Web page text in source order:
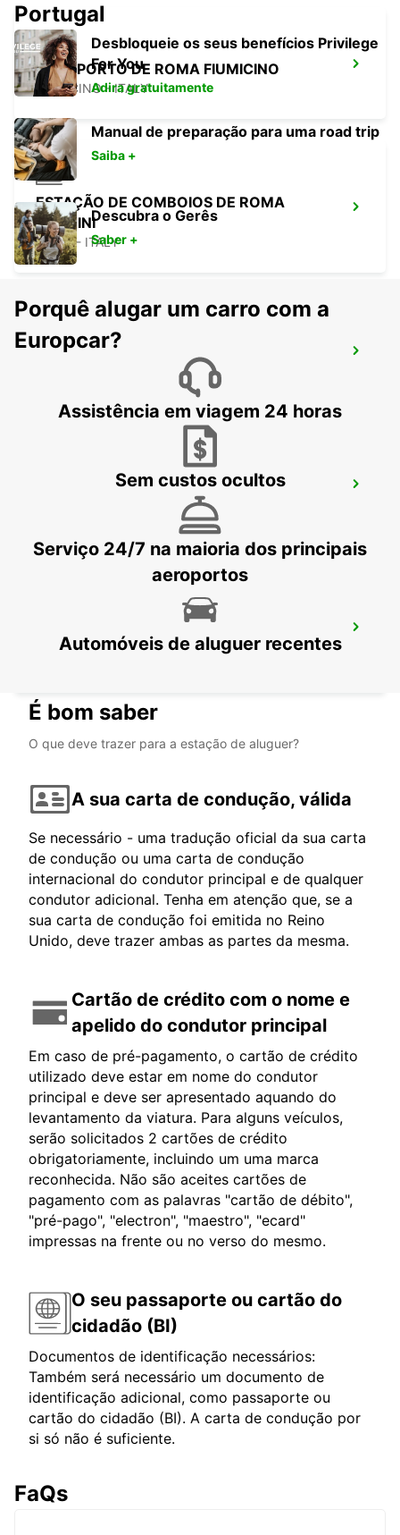
AEROPORTO DE ROMA FIUMICINO
FIUMICINO - ITALY
ESTAÇÃO DE COMBOIOS DE ROMA
TERMINI
ROMA - ITALY
ROMA VIA VENETO
ROMA VIA CIPRO (VATICANO)
ESTAÇÃO DE COMBOIOS DE ROMA
TIBURTINA
Portugal
Desbloqueie os seus benefícios Privilege
For You
Adira gratuitamente
Manual de preparação para uma road trip
Saiba +
Descubra o Gerês
Saber +
Porquê alugar um carro com a
Europcar?
Assistência em viagem 24 horas
Sem custos ocultos
Serviço 24/7 na maioria dos principais
aeroportos
Automóveis de aluguer recentes
É bom saber
O que deve trazer para a estação de aluguer?
A sua carta de condução, válida
Se necessário - uma tradução oficial da sua carta
de condução ou uma carta de condução
internacional do condutor principal e de qualquer
condutor adicional. Tenha em atenção que, se a
sua carta de condução foi emitida no Reino
Unido, deve trazer ambas as partes da mesma.
Cartão de crédito com o nome e
apelido do condutor principal
Em caso de pré-pagamento, o cartão de crédito
utilizado deve estar em nome do condutor
principal e deve ser apresentado aquando do
levantamento da viatura. Para alguns veículos,
serão solicitados 2 cartões de crédito
obrigatoriamente, incluindo um uma marca
reconhecida. Não são aceites cartões de
pagamento com as palavras "cartão de débito",
"pré-pago", "electron", "maestro", "ecard"
impressas na frente ou no verso do mesmo.
O seu passaporte ou cartão do
cidadão (BI)
Documentos de identificação necessários:
Também será necessário um documento de
identificação adicional, como passaporte ou
cartão do cidadão (BI). A carta de condução por
si só não é suficiente.
FaQs